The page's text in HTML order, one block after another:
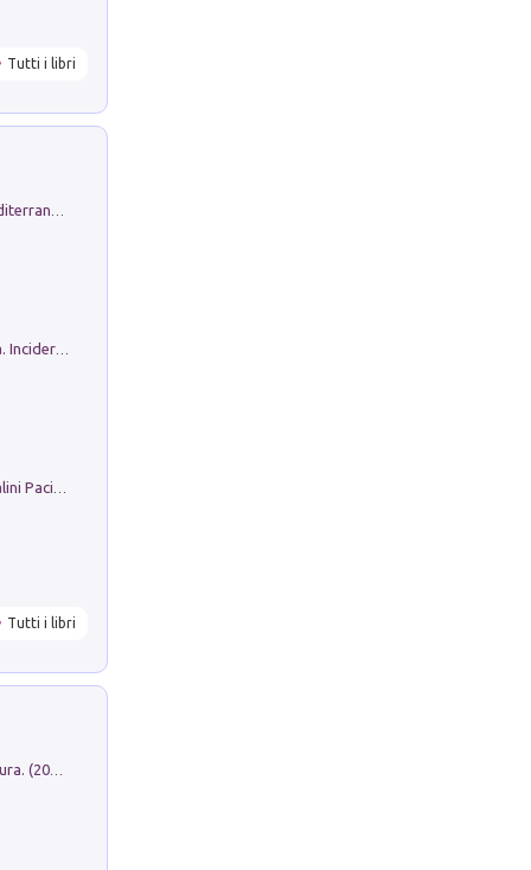
Tutti i libri
Tutti i libri